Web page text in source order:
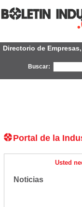
Directorio de
Buscar:
Portal de la
Usted
Noticias